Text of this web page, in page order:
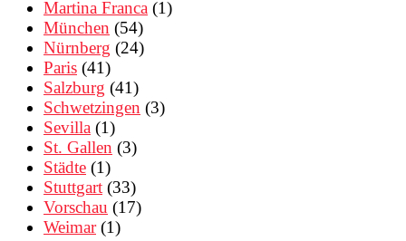
Martina Franca (1)
München (54)
Nürnberg (24)
Paris (41)
Salzburg (41)
Schwetzingen (3)
Sevilla (1)
St. Gallen (3)
Städte (1)
Stuttgart (33)
Vorschau (17)
Weimar(1)